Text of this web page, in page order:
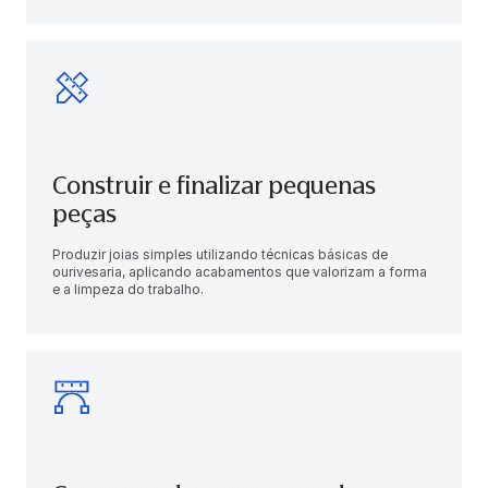
Construir e finalizar pequenas
peças
Produzir joias simples utilizando técnicas básicas de
ourivesaria, aplicando acabamentos que valorizam a forma
e a limpeza do trabalho.